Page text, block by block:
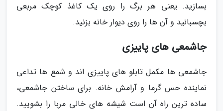
بسازید. یعنی هر برگ را روی یک کاغذ کوچک مربعی
بچسبانید و آن ها را روی دیوار خانه بزنید.
جاشمعی های پاییزی
جاشمعی ها مکمل تابلو های پاییزی اند و شمع ها تداعی
نماینده حس گرما و آرامش خانه. برای ساختن جاشمعی،
ساده ترین راه آن است شیشه های خالی مربا را بشویید.